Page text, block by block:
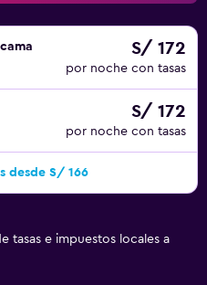
S/ 172
por noche con tasas
S/ 172
por noche con tasas
desde S/ 166
tasas e impuestos locales a